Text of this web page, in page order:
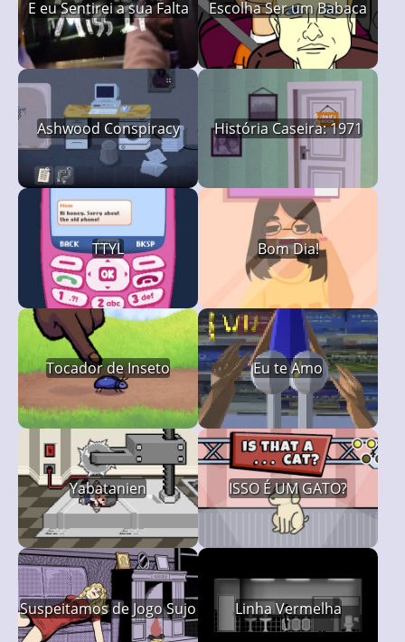
E eu Sentirei a sua Falta Escolha Ser um Babaca
Ashwood Conspiracy História Caseira: 1971
TTYL Bom Dia!
Tocador de Inseto Eu te Amo
Yabatanien ISSO É UM GATO?
Suspeitamos de Jogo Sujo Linha Vermelha